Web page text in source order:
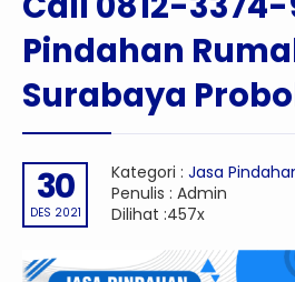
Pindahan
Surabaya
30
DES 2021
Kategori : Jasa
Penulis : Admin
Dilihat :457x